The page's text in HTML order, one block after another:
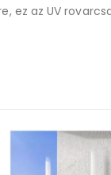
ez az UV